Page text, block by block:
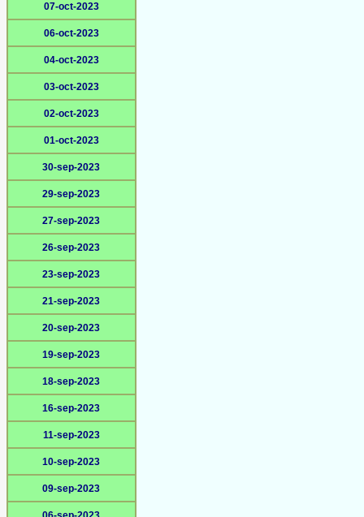
07-oct-2023
06-oct-2023
04-oct-2023
03-oct-2023
02-oct-2023
01-oct-2023
30-sep-2023
29-sep-2023
27-sep-2023
26-sep-2023
23-sep-2023
21-sep-2023
20-sep-2023
19-sep-2023
18-sep-2023
16-sep-2023
11-sep-2023
10-sep-2023
09-sep-2023